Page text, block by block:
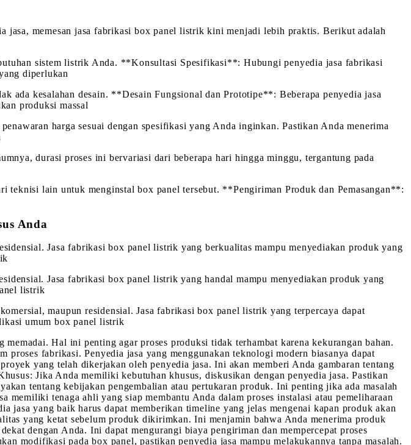
jasa, memesan jasa fabrikasi box panel listrik kini menjadi lebih praktis. Berikut adalah
sistem listrik Anda. **Konsultasi Spesifikasi**: Hubungi penyedia jasa fabrikasi
diperlukan
ada kesalahan desain. **Desain Fungsional dan Prototipe**: Beberapa penyedia jasa
produksi massal
harga sesuai dengan spesifikasi yang Anda inginkan. Pastikan Anda menerima
durasi proses ini bervariasi dari beberapa hari hingga minggu, tergantung pada
teknisi lain untuk menginstal box panel tersebut. **Pengiriman Produk dan Pemasangan**:
Anda
Jasa fabrikasi box panel listrik yang berkualitas mampu menyediakan produk yang
Jasa fabrikasi box panel listrik yang handal mampu menyediakan produk yang
listrik
maupun residensial. Jasa fabrikasi box panel listrik yang terpercaya dapat
umum box panel listrik
Hal ini penting agar proses produksi tidak terhambat karena kekurangan bahan.
fabrikasi. Penyedia jasa yang menggunakan teknologi modern biasanya dapat
yang telah dikerjakan oleh penyedia jasa. Ini akan memberi Anda gambaran tentang
Jika Anda memiliki kebutuhan khusus, diskusikan dengan penyedia jasa. Pastikan
tentang kebijakan pengembalian atau pertukaran produk. Ini penting jika ada masalah
tenaga ahli yang siap membantu Anda dalam proses instalasi atau pemeliharaan
yang baik harus dapat memberikan timeline yang jelas mengenai kapan produk akan
yang ketat sebelum produk dikirimkan. Ini menjamin bahwa Anda menerima produk
dengan Anda. Ini dapat mengurangi biaya pengiriman dan mempercepat proses
modifikasi pada box panel, pastikan penyedia jasa mampu melakukannya tanpa masalah.